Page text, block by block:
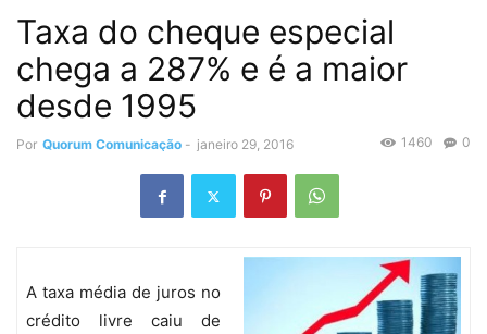
Taxa do cheque especial
chega a 287% e é a maior
desde 1995
Por Quorum Comunicação - janeiro 29, 2016 0
1460
A taxa média de juros no
crédito livre caiu de